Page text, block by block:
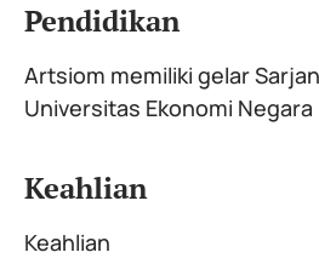
Pendidikan
Artsiom memiliki gelar
Universitas Ekonomi Negara
Keahlian
Keahlian